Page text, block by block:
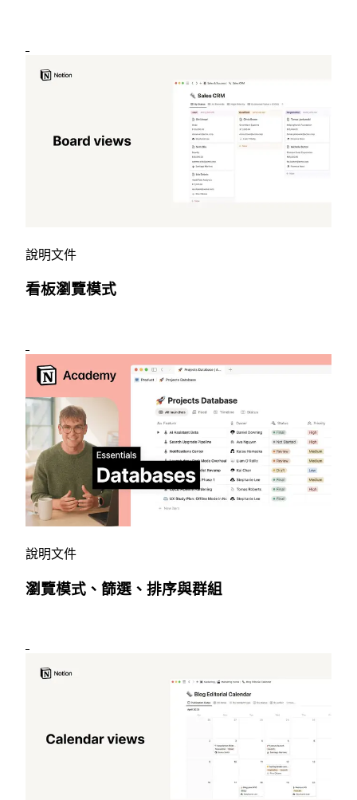
說明文件
看板瀏覽模式
說明文件
瀏覽模式、篩選、排序與群組